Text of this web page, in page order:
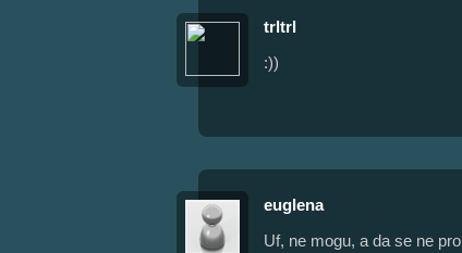
trltrl
:))
euglena
Uf, ne mogu, a da se ne